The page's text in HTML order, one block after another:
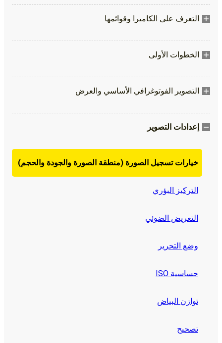
التعرف على الكاميرا وقوائمها
الخطوات الأولى
التصوير الفوتوغرافي الأساسي والعرض
إعدادات التصوير
خيارات تسجيل الصورة (منطقة الصورة والجودة والحجم)
التركيز البؤري
التعريض الضوئي
وضع التحرير
حساسية ISO
توازن البياض
تصحيح